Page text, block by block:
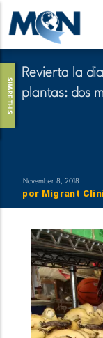
Pasar
contenido
principalRevierta la
plantas: dos
por Migrant
November 8, 2018
SHARE THIS